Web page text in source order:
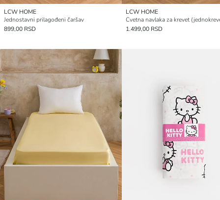
LCW HOME
Jednostavni prilagođeni čaršav
899,00 RSD
LCW HOME
Cvetna navlaka za krevet
1.499,00 RSD